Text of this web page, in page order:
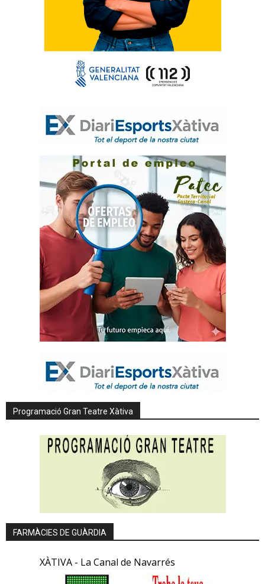
Programació Gran Teatre Xàtiva
FARMÀCIES DE GUÀRDIA
XÀTIVA - La Canal de Navarrés